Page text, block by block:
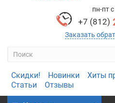
пн-пт
+7 (812)
Заказать
Скидки! Новинки Хиты
Статьи
Отзывы